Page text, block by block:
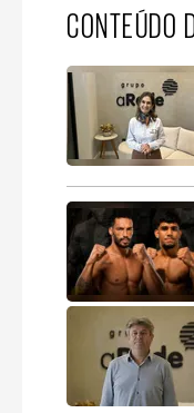
CONTEÚDO